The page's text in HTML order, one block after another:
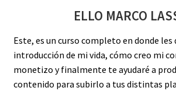
ELLO MARCO
Este, es un curso completo en donde les
introducción de mi vida, cómo creo mi
monetizo y finalmente te ayudaré a
contenido para subirlo a tus distintas